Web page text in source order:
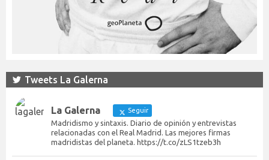
Tweets La Galerna
La Galerna Seguir
Madridismo y sintaxis. Diario de opinión y entrevistas
relacionadas con el Real Madrid. Las mejores firmas
madridistas del planeta. https://t.co/zLS1tzeb3h